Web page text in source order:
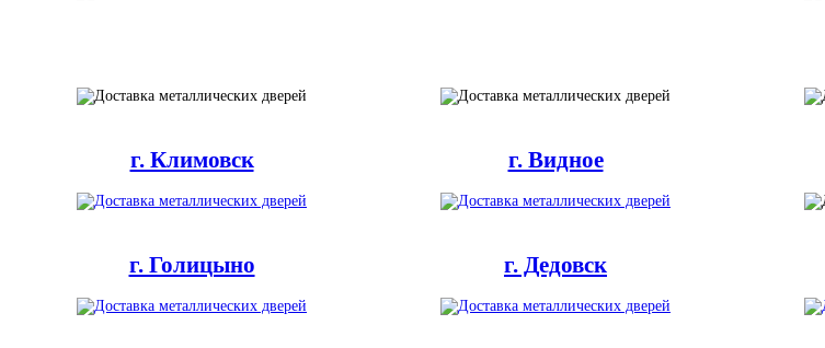
г. Климовск г. Видное
г. Голицыно г. Дедовск